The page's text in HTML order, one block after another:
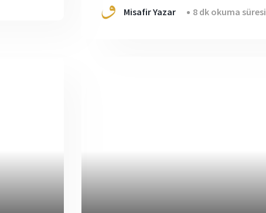
Misafir Yazar 8 dk okuma süresi